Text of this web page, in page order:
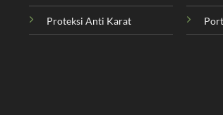
Proteksi Anti Karat